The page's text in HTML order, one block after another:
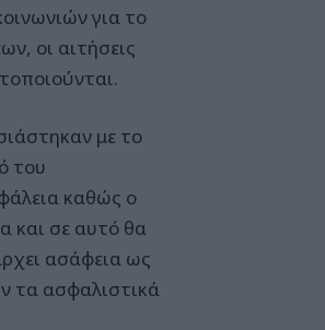
για το
οι αιτήσεις
με το
του
καθώς ο
και σε αυτό θα
ασάφεια ως
τα ασφαλιστικά